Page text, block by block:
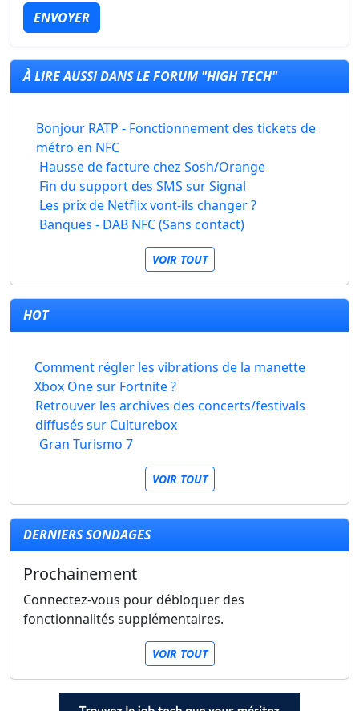
ENVOYER
À LIRE AUSSI DANS LE FORUM "HIGH TECH"
Bonjour RATP - Fonctionnement des tickets de
métro en NFC
Hausse de facture chez Sosh/Orange
Fin du support des SMS sur Signal
Les prix de Netflix vont-ils changer ?
Banques - DAB NFC (Sans contact)
VOIR TOUT
HOT
Comment régler les vibrations de la manette
Xbox One sur Fortnite ?
Retrouver les archives des concerts/festivals
diffusés sur Culturebox
Gran Turismo 7
VOIR TOUT
DERNIERS SONDAGES
Prochainement
Connectez-vous pour débloquer des
fonctionnalités supplémentaires.
VOIR TOUT